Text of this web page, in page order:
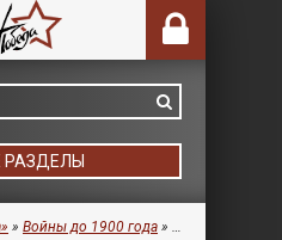
РАЗДЕЛЫ
» Войны до 1900 года » Оружие